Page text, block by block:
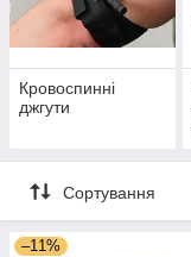
Кровоспинні
джгути
Сортування
–11%